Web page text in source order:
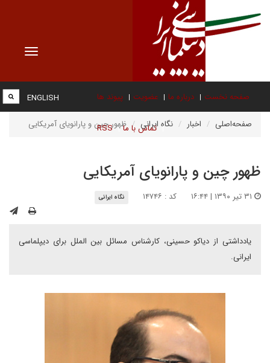
Toggle
صفحه نخست درباره ما عضویت پیوند ها
تماس با ما RSS
ENGLISH
صفحه‌اصلی اخبار نگاه ایرانی ظهور چین و پارانویای آمریکایی
ظهور چین و پارانویای آمریکایی
کد : ۱۴۷۴۶ نگاه ایرانی
یادداشتی از دیاکو حسینی، کارشناس مسائل بین الملل برای دیپلماسی
ایرانی.